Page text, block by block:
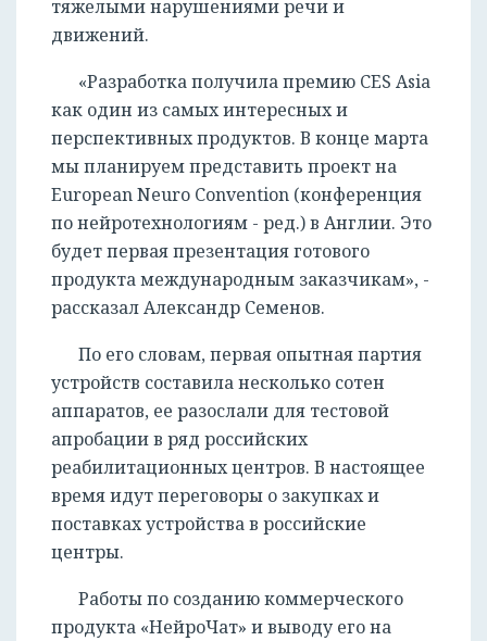
тяжелыми нарушениями речи и
движений.
«Разработка получила премию CES Asia
как один из самых интересных и
перспективных продуктов. В конце марта
мы планируем представить проект на
European Neuro Convention (конференция
по нейротехнологиям - ред.) в Англии. Это
будет первая презентация готового
продукта международным заказчикам», -
рассказал Александр Семенов.
По его словам, первая опытная партия
устройств составила несколько сотен
аппаратов, ее разослали для тестовой
апробации в ряд российских
реабилитационных центров. В настоящее
время идут переговоры о закупках и
поставках устройства в российские
центры.
Работы по созданию коммерческого
продукта «НейроЧат» и выводу его на
РЕГИСТРАЦИЯ